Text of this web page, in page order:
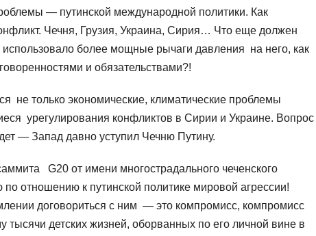
— путинской международной политики. Как
Чечня, Грузия, Украина, Сирия… Что еще должен
более мощные рычаги давления на него, как
и обязательствами?!
не только экономические, климатические проблемы
урегулирования конфликтов в Сирии и Украине. Вопрос
— Запад давно уступил Чечню Путину.
G20 от имени многострадального чеченского
отношению к путинской политике мировой агрессии!
договориться с ним — это компромисс, компромисс
тысячи детских жизней, оборванных по его личной вине в